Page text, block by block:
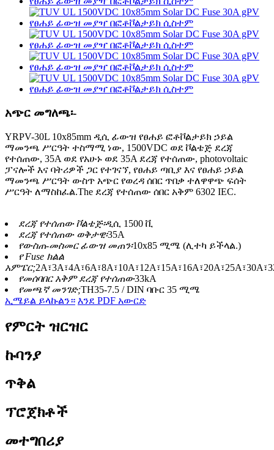
አጭር መግለጫ፡-
YRPV-30L 10x85mm ዲሲ ፊውዝ የፀሐይ ፎቶቮልታይክ ኃይል
ማመንጫ ሥርዓት ተስማሚ ነው, 1500VDC ወደ ቮልቴጅ ደረጃ
የተሰጠው, 35A ወደ የአሁኑ ወደ 35A ደረጃ የተሰጠው, photovoltaic
ፓናሎች እና ባትሪዎች ጋር የተገናኘ, የፀሐይ ጣቢያ እና የፀሐይ ኃይል
ማመንጫ ሥርዓት ውስጥ አጭር የወረዳ ሰበር ጥበቃ ተለዋዋጭ ፍሰት
ሥርዓት ለማስከፈል.The ደረጃ የተሰጠው ሰበር አቅም 6302 IEC.
ደረጃ የተሰጠው ቮልቴጅ፡ዲሲ 1500 ቪ
ደረጃ የተሰጠው ወቅታዊ፡35A
የውስጠ-መስመር ፊውዝ መጠን፡10x85 ሚሜ (ሊተካ ይችላል.)
የ Fuse ክልል
አምፔር;
የመሰባበር አቅም ደረጃ የተሰጠው33kA
የመጫኛ መንገድ;TH35-7.5 / DIN ባቡር 35 ሚሜ
ኢሜይል ይላኩልን። እንደ PDF አውርድ
የምርት ዝርዝር
ኩባንያ
ጥቅል
ፕሮጀክቶች
መተግበሪያ